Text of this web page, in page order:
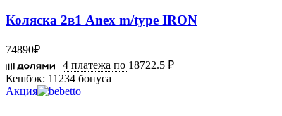
Коляска 2в1 Anex m/type IRON
74890₽
4 платежа по 18722.5 ₽
Кешбэк: 11234 бонуса
Акция